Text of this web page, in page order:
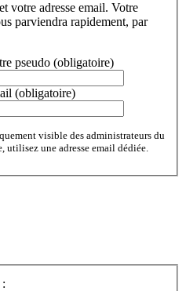
votre adresse email. Votre
parviendra rapidement, par
Votre nom ou votre pseudo (obligatoire)
Votre adresse email (obligatoire)
visible des administrateurs du
utilisez une adresse email dédiée.